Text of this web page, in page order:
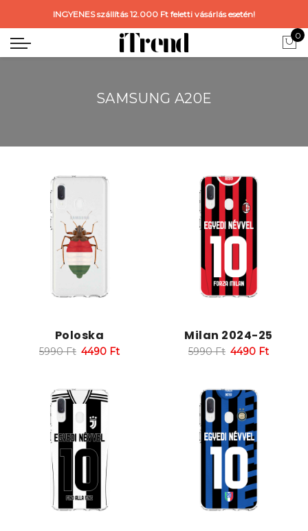
INGYENES szállítás 12.000 Ft feletti vásárlás esetén!
0
SAMSUNG A20E
Poloska
5990Ft 4490 Ft
Milan 2024-25
5990Ft 4490 Ft